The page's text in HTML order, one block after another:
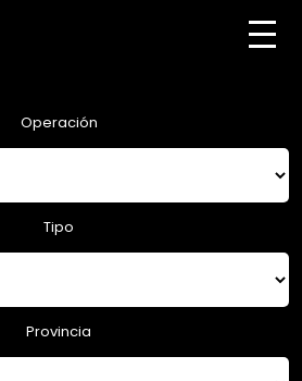
Operación
Tipo
Provincia